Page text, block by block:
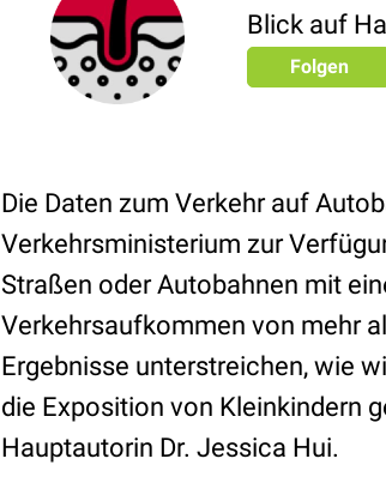
Blick auf
Folgen
Die Daten zum Verkehr auf
Verkehrsministerium zur
Straßen oder Autobahnen mit
Verkehrsaufkommen von mehr
Ergebnisse unterstreichen, wie
die Exposition von Kleinkindern
Hauptautorin Dr. Jessica Hui.